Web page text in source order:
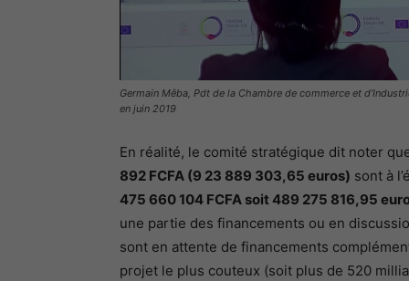
Germain Mêba, Pdt de la Chambre de commerce et
en juin 2019
En réalité, le comité stratégique dit noter
892 FCFA (9 23 889 303,65 euros) sont à
475 660 104 FCFA soit 489 275 816,95
une partie des financements ou en
sont en attente de financements
projet le plus couteux (soit plus de 520